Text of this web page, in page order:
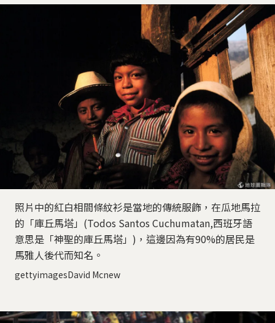
照片中的紅白相間條紋衫是當地的傳統服飾，在瓜地馬拉
的「庫丘馬塔」(Todos Santos Cuchumatan,西班牙語
意思是「神聖的庫丘馬塔」)，這邊因為有90%的居民是
馬雅人後代而知名。
gettyimagesDavid Mcnew